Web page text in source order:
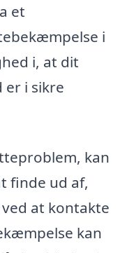
et
i
i, at dit
er i sikre
kan
finde ud af,
at kontakte
kan